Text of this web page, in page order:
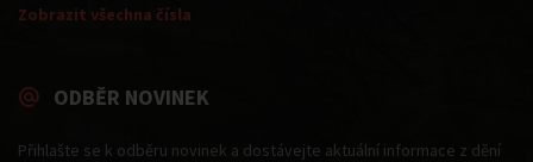
Zobrazit všechna čísla
ODBĚR NOVINEK
Přihlašte se k odběru novinek a dostávejte aktuální informace z dění